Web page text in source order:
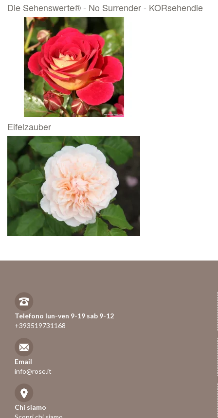
Die Sehenswerte® - No Surrender - KORsehendie
Eifelzauber
Telefono lun-ven 9-19 sab 9-12
+393519731168
Email
info@rose.it
Chi siamo